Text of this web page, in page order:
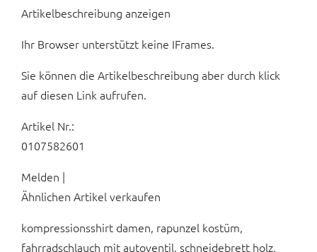
Artikelbeschreibung anzeigen
Ihr Browser unterstützt keine IFrames.
Sie können die Artikelbeschreibung aber durch klick
auf diesen Link aufrufen.
Artikel Nr.:
0107582601
Melden |
Ähnlichen Artikel verkaufen
kompressionsshirt damen, rapunzel kostüm,
fahrradschlauch mit autoventil, schneidebrett holz,